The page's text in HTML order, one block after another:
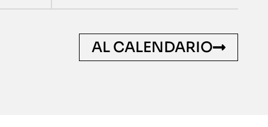
AL CALENDARIO